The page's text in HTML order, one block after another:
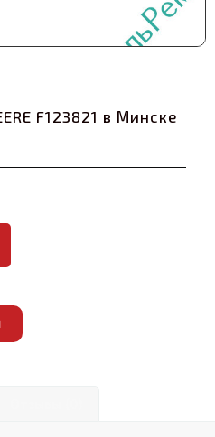
F123821 в Минске